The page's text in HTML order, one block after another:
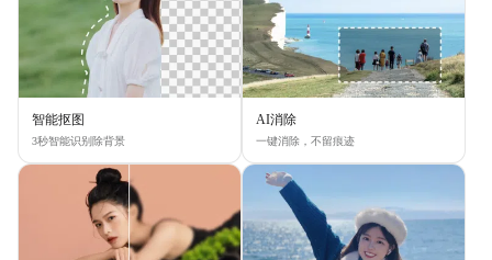
智能抠图
3秒智能识别除背景
AI消除
一键消除，不留痕迹